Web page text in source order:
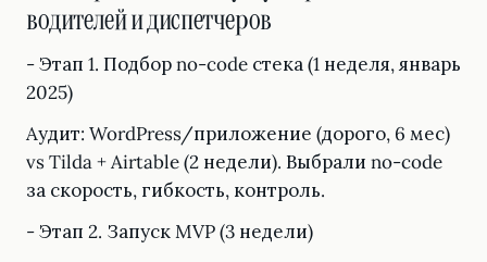
водителей и диспетчеров
- Этап 1. Подбор no-code стека (1 неделя, январь
2025)
Аудит: WordPress/приложение (дорого, 6 мес)
vs Tilda + Airtable (2 недели). Выбрали no-code
за скорость, гибкость, контроль.
- Этап 2. Запуск MVP (3 недели)